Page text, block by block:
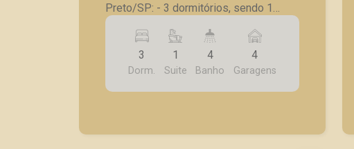
Preto/SP: - 3 dormitórios, sendo 1
suíte com armários; - Banheiro social; -
Lavabo; - Sala para 2 ambientes; -
Cozinha com armários; - Lavanderia; -
Edícula; - Quintal e jardim; - 4 vagas de
garagem. A Piramid tem como objetivo
3
Dorm.
1
Suite
4
Banho
4
Garagens